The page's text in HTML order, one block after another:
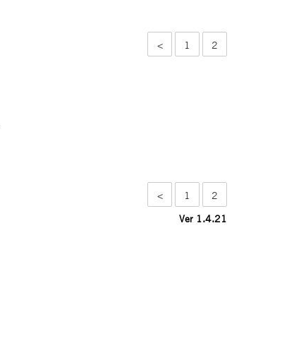
< 1 2
< 1
2
Ver 1.4.21